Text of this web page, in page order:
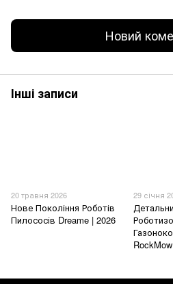
Новий
Інші записи
20 травня 2026
Нове Покоління Роботів
Пилососів Dreame | 2026
29 січня